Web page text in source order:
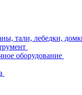
тали, лебедки,
оборудование